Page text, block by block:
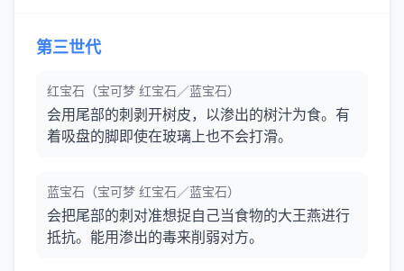
第三世代
红宝石（宝可梦 红宝石／蓝宝石）
会用尾部的刺剥开树皮，以渗出的树汁为食。有
着吸盘的脚即使在玻璃上也不会打滑。
蓝宝石（宝可梦 红宝石／蓝宝石）
会把尾部的刺对准想捉自己当食物的大王燕进行
抵抗。能用渗出的毒来削弱对方。